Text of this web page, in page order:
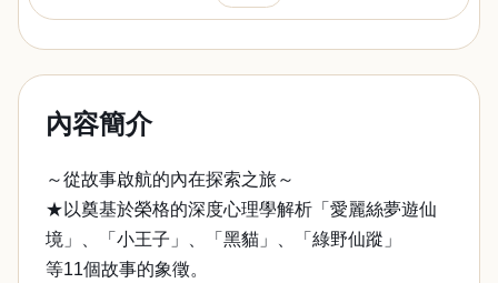
內容簡介
～從故事啟航的內在探索之旅～
★以奠基於榮格的深度心理學解析「愛麗絲夢遊仙
境」、「小王子」、「黑貓」、「綠野仙蹤」
等11個故事的象徵。